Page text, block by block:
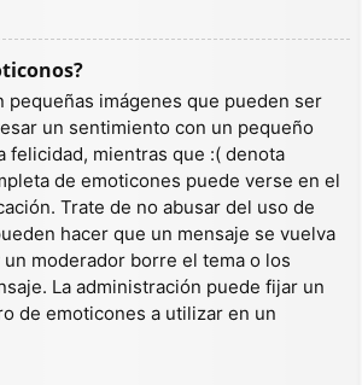
pequeñas imágenes que pueden ser
un sentimiento con un pequeño
felicidad, mientras que :( denota
de emoticones puede verse en el
Trate de no abusar del uso de
hacer que un mensaje se vuelva
moderador borre el tema o los
La administración puede fijar un
de emoticones a utilizar en un